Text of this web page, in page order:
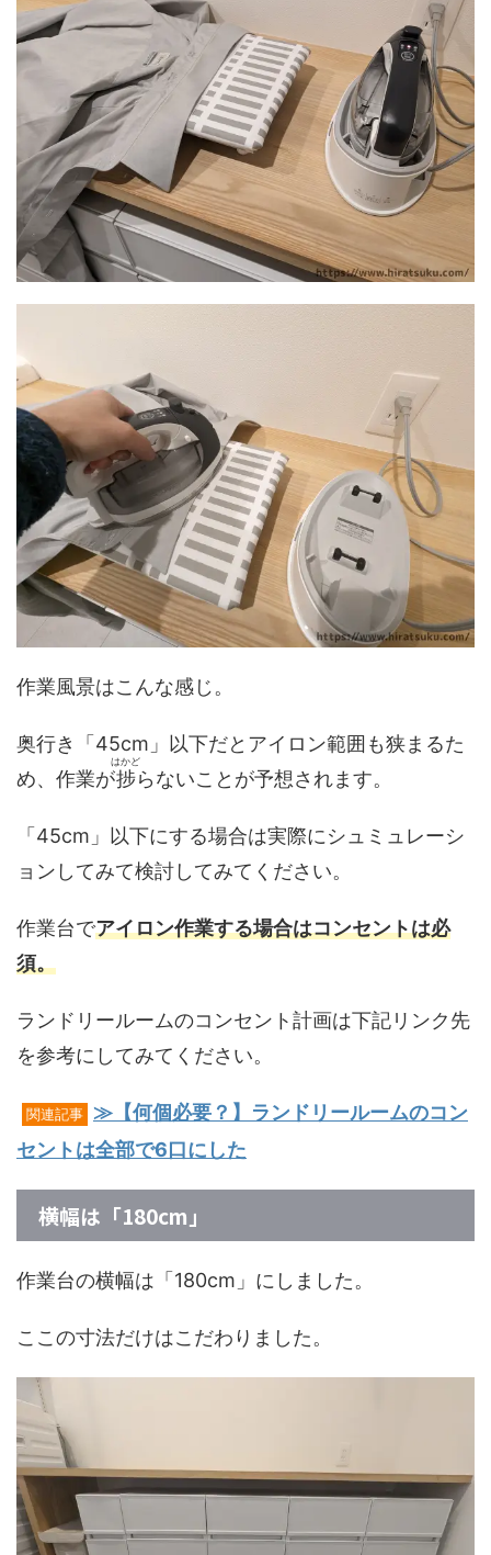
作業風景はこんな感じ。
奥行き「45cm」以下だとアイロン範囲も狭まるた
め、作業が捗
はかど
らないことが予想されます。
「45cm」以下にする場合は実際にシュミュレーシ
ョンしてみて検討してみてください。
作業台でアイロン作業する場合はコンセントは必
須。
ランドリールームのコンセント計画は下記リンク先
を参考にしてみてください。
関連記事
≫【何個必要？】ランドリールームのコン
セントは全部で6口にした
横幅は「180cm」
作業台の横幅は「180cm」にしました。
ここの寸法だけはこだわりました。